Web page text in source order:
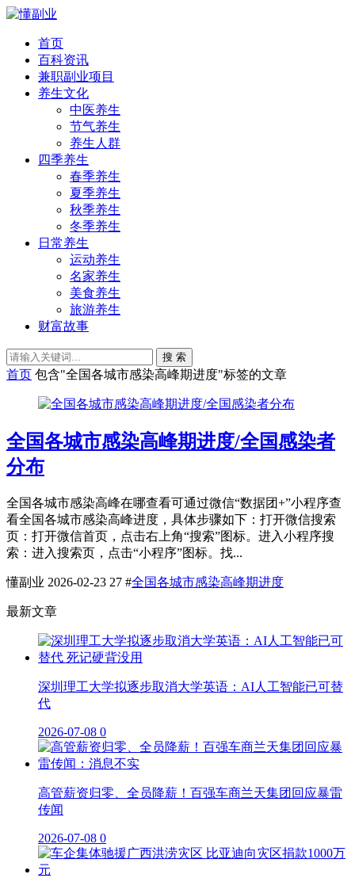
首页
百科资讯
兼职副业项目
养生文化
中医养生
节气养生
养生人群
四季养生
春季养生
夏季养生
秋季养生
冬季养生
日常养生
运动养生
名家养生
美食养生
旅游养生
财富故事
搜 索
首页 包含"全国各城市感染高峰期进度"标签的文章
全国各城市感染高峰期进度/全国感染者
分布
全国各城市感染高峰在哪查看可通过微信“数据团+”小程序查
看全国各城市感染高峰进度，具体步骤如下：打开微信搜索
页：打开微信首页，点击右上角“搜索”图标。进入小程序搜
索：进入搜索页，点击“小程序”图标。找...
懂副业 2026-02-23 27 #全国各城市感染高峰期进度
最新文章
深圳理工大学拟逐步取消大学英语：AI人工智能已可替
代
2026-07-08 0
高管薪资归零、全员降薪！百强车商兰天集团回应暴雷
传闻
2026-07-08 0